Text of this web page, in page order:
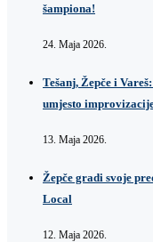
šampiona!
24. Maja 2026.
Tešanj, Žepče i
umjesto
13. Maja 2026.
Žepče gradi svoje
Local
12. Maja 2026.